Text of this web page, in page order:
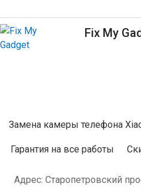
Fix My
Замена камеры телефона
Гарантия на все работы
Адрес: Старопетровский